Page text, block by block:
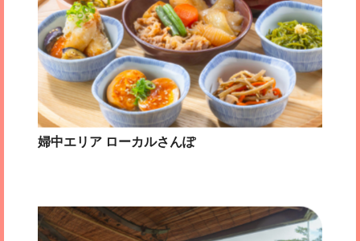
婦中エリア ローカルさんぽ